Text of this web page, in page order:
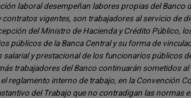
laboral desempeñan labores propias del Banco
contratos vigentes, son trabajadores al servicio de
del Ministro de Hacienda y Crédito Público,
públicos de la Banca Central y su forma de
salarial y prestacional de los funcionarios públicos
trabajadores del Banco continuarán sometidos
reglamento interno de trabajo, en la Convención
del Trabajo que no contradigan las normas